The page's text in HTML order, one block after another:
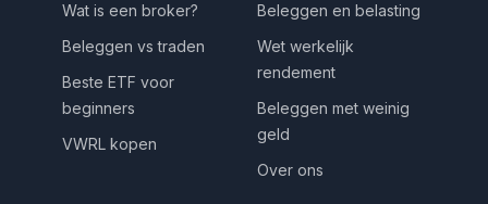
Wat is een broker?
Beleggen vs traden
Beste ETF voor
beginners
VWRL kopen
Beleggen en belasting
Wet werkelijk
rendement
Beleggen met weinig
geld
Over ons